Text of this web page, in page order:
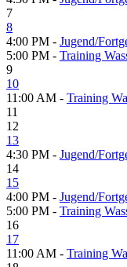
7
8
4:00 PM - Jugend/
5:00 PM - Training
9
10
11:00 AM - Training
11
12
13
4:30 PM - Jugend/
14
15
4:00 PM - Jugend/
5:00 PM - Training
16
17
11:00 AM - Training